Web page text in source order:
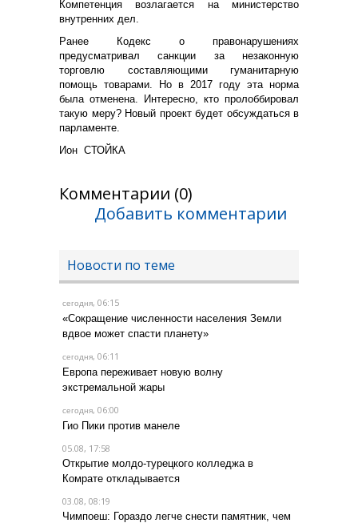
Компетенция возлагается на министерство
внутренних дел.
Ранее Кодекс о правонарушениях
предусматривал санкции за незаконную
торговлю составляющими гуманитарную
помощь товарами. Но в 2017 году эта норма
была отменена. Интересно, кто пролоббировал
такую меру? Новый проект будет обсуждаться в
парламенте.
Ион СТОЙКА
Комментарии (0)
Добавить комментарии
Новости по теме
сегодня, 06:15
«Сокращение численности населения Земли
вдвое может спасти планету»
сегодня, 06:11
Европа переживает новую волну
экстремальной жары
сегодня, 06:00
Гио Пики против манеле
05.08, 17:58
Открытие молдо-турецкого колледжа в
Комрате откладывается
03.08, 08:19
Чимпоеш: Гораздо легче снести памятник, чем